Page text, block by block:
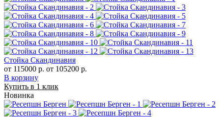
Стойка Скандинавия
от 115000 р. от 105200 р.
В корзину
Купить в 1 клик
Новинка